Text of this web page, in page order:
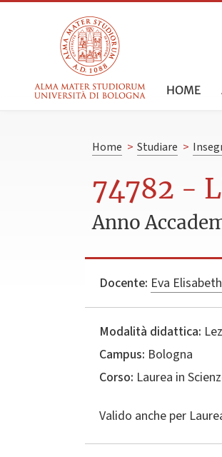
HOME
Home > Studiare >
74782 -
Anno
Docente: Eva
Modalità didattica:
Campus: Bologna
Corso: Laurea in
Valido anche per